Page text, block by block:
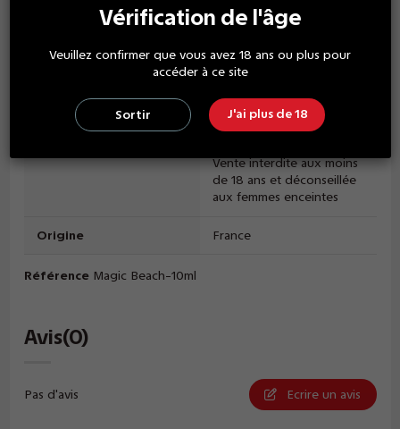
Détails du produit
50% PG - 50% VG
Recommandations
E-liquide et nicotine :
Dangereux - Respecter
Vente interdite aux moins
de 18 ans et déconseillée
aux femmes enceintes
Origine France
Référence Magic Beach-10ml
Avis(0)
Pas d'avis Ecrire un avis
Vérification de l'âge
Veuillez confirmer que vous avez 18 ans ou plus pour
accéder à ce site
Sortir J'ai plus de 18